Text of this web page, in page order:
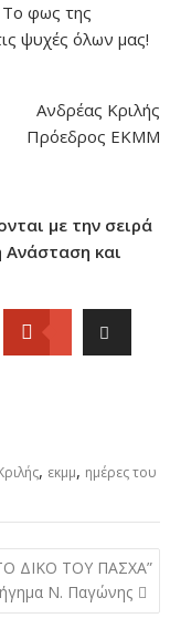
Το φως της
ψυχές όλων μας!
Ανδρέας Κριλής
Πρόεδρος ΕΚΜΜ
με την σειρά
και
, εκμμ, ημέρες του
ΔΙΚΟ ΤΟΥ ΠΑΣΧΑ”
Ν. Παγώνης